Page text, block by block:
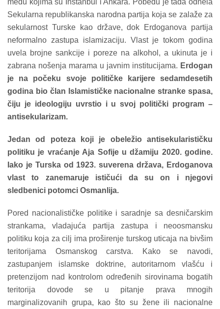
među kojima su Instanbul i Ankara. Pobedu je tada odnela
Sekularna republikanska narodna partija koja se zalaže za
sekularnost Turske kao države, dok Erdoganova partija
neformalno zastupa islamizaciju. Vlast je tokom godina
uvela brojne sankcije i poreze na alkohol, a ukinuta je i
zabrana nošenja marama u javnim institucijama. Erdogan
je na počeku svoje političke karijere sedamdesetih
godina bio član Islamističke nacionalne stranke spasa,
čiju je ideologiju uvrstio i u svoj politički program –
antisekularizam.
Jedan od poteza koji je obeležio antisekularističku
politiku je vraćanje Aja Sofije u džamiju 2020. godine.
Iako je Turska od 1923. suverena država, Erdoganova
vlast to zanemaruje ističući da su on i njegovi
sledbenici potomci Osmanlija.
Pored nacionalističke politike i saradnje sa desničarskim
strankama, vladajuća partija zastupa i neoosmansku
politiku koja za cilj ima proširenje turskog uticaja na bivšim
teritorijama Osmanskog carstva. Kako se navodi,
zastupanjem islamske doktrine, autoritarnom vlašću i
pretenzijom nad kontrolom određenih sirovinama bogatih
teritorija dovode se u pitanje prava mnogih
marginalizovanih grupa, kao što su žene ili nacionalne